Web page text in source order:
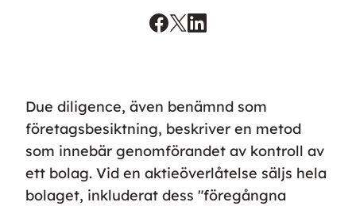
Due diligence, även benämnd som
företagsbesiktning, beskriver en metod
som innebär genomförandet av kontroll av
ett bolag. Vid en aktieöverlåtelse säljs hela
bolaget, inkluderat dess "föregångna